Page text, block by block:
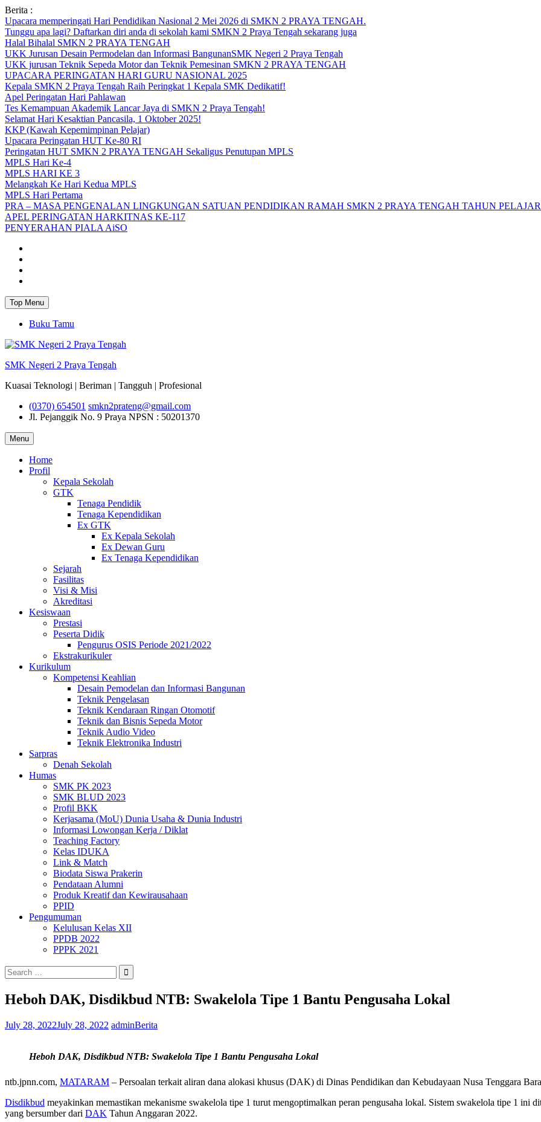
Skip
to
content
Berita :
Upacara memperingati Hari Pendidikan Nasional 2 Mei 2026 di SMKN 2 PRAYA TENGAH.
Tunggu apa lagi? Daftarkan diri anda di sekolah kami SMKN 2 Praya Tengah sekarang juga
Halal Bihalal SMKN 2 PRAYA TENGAH
UKK Jurusan Desain Permodelan dan Informasi BangunanSMK Negeri 2 Praya Tengah
UKK jurusan Teknik Sepeda Motor dan Teknik Pemesinan SMKN 2 PRAYA TENGAH
UPACARA PERINGATAN HARI GURU NASIONAL 2025
Kepala SMKN 2 Praya Tengah Raih Peringkat 1 Kepala SMK Dedikatif!
Apel Peringatan Hari Pahlawan
Tes Kemampuan Akademik Lancar Jaya di SMKN 2 Praya Tengah!
Selamat Hari Kesaktian Pancasila, 1 Oktober 2025!
KKP (Kawah Kepemimpinan Pelajar)
Upacara Peringatan HUT Ke-80 RI
Peringatan HUT SMKN 2 PRAYA TENGAH Sekaligus Penutupan MPLS
MPLS Hari Ke-4
MPLS HARI KE 3
Melangkah Ke Hari Kedua MPLS
MPLS Hari Pertama
PRA – MASA PENGENALAN LINGKUNGAN SATUAN PENDIDIKAN RAMAH SMKN 2 PRAYA TENGAH TAHUN
APEL PERINGATAN HARKITNAS KE-117
PENYERAHAN PIALA AiSO
Top Menu
Buku Tamu
SMK Negeri 2 Praya Tengah
Kuasai Teknologi | Beriman | Tangguh | Profesional
(0370) 654501 smkn2prateng@gmail.com
Jl. Pejanggik No. 9 Praya NPSN : 50201370
Menu
Home
Profil
Kepala Sekolah
GTK
Tenaga Pendidik
Tenaga Kependidikan
Ex GTK
Ex Kepala Sekolah
Ex Dewan Guru
Ex Tenaga Kependidikan
Sejarah
Fasilitas
Visi & Misi
Akreditasi
Kesiswaan
Prestasi
Peserta Didik
Pengurus OSIS Periode 2021/2022
Ekstrakurikuler
Kurikulum
Kompetensi Keahlian
Desain Pemodelan dan Informasi Bangunan
Teknik Pengelasan
Teknik Kendaraan Ringan Otomotif
Teknik dan Bisnis Sepeda Motor
Teknik Audio Video
Teknik Elektronika Industri
Sarpras
Denah Sekolah
Humas
SMK PK 2023
SMK BLUD 2023
Profil BKK
Kerjasama (MoU) Dunia Usaha & Dunia Industri
Informasi Lowongan Kerja / Diklat
Teaching Factory
Kelas IDUKA
Link & Match
Biodata Siswa Prakerin
Pendataan Alumni
Produk Kreatif dan Kewirausahaan
PPID
Pengumuman
Kelulusan Kelas XII
PPDB 2022
PPPK 2021
Search
for:
Heboh DAK, Disdikbud NTB: Swakelola Tipe 1 Bantu Pengusaha Lokal
July 28, 2022July 28, 2022 adminBerita
Heboh DAK, Disdikbud NTB: Swakelola Tipe 1 Bantu Pengusaha Lokal
ntb.jpnn.com, MATARAM – Persoalan terkait aliran dana alokasi khusus (DAK) di Dinas Pendidikan dan Kebudayaan Nusa Tenggara
Disdikbud meyakinkan memastikan mekanisme swakelola tipe 1 turut mengoptimalkan peran pengusaha lokal. Sistem swakelola tipe 1 ini
yang bersumber dari DAK Tahun Anggaran 2022.